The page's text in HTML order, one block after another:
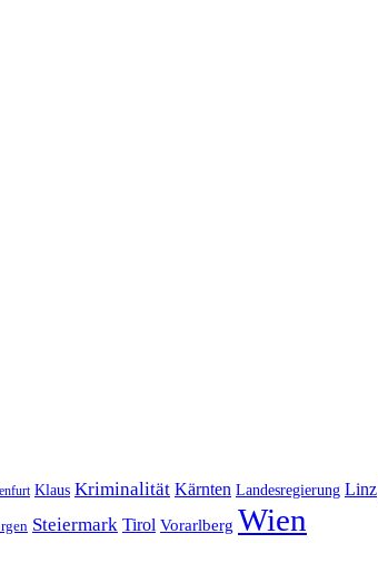
Klaus Kriminalität Kärnten Landesregierung Linz
Steiermark Tirol Vorarlberg Wien